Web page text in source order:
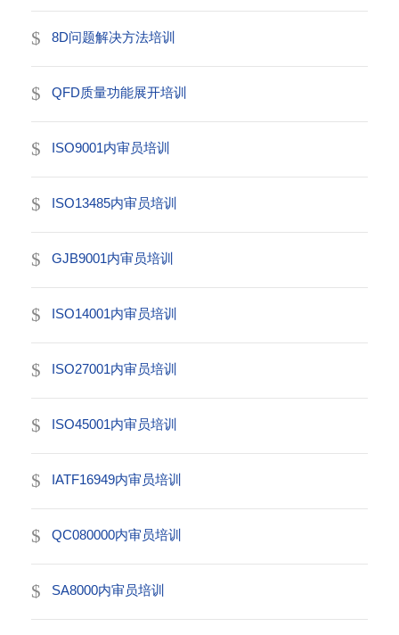
8D问题解决方法培训
QFD质量功能展开培训
ISO9001内审员培训
ISO13485内审员培训
GJB9001内审员培训
ISO14001内审员培训
ISO27001内审员培训
ISO45001内审员培训
IATF16949内审员培训
QC080000内审员培训
SA8000内审员培训